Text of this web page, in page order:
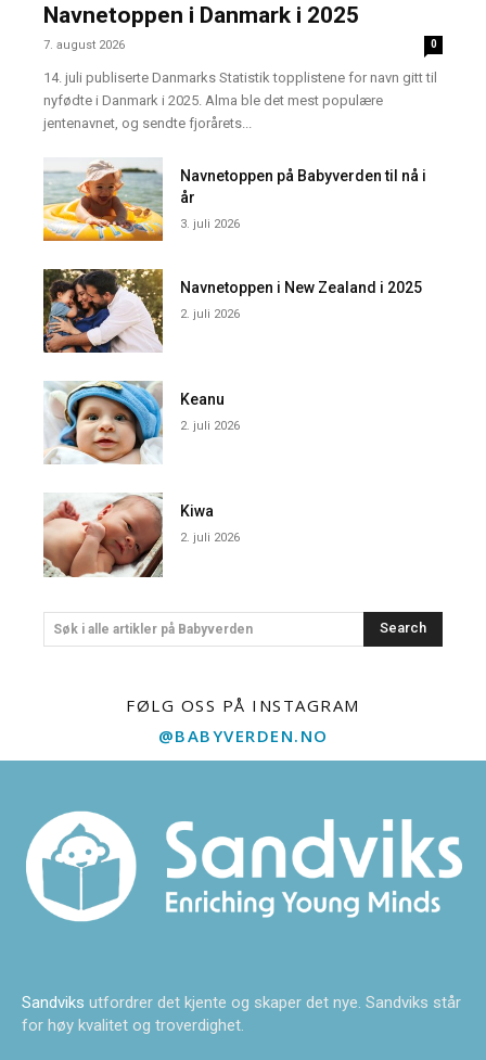
Navnetoppen i Danmark i 2025
7. august 2026 0
14. juli publiserte Danmarks Statistik topplistene for navn gitt til
nyfødte i Danmark i 2025. Alma ble det mest populære
jentenavnet, og sendte fjorårets...
Navnetoppen på Babyverden til nå i
år
3. juli 2026
Navnetoppen i New Zealand i 2025
2. juli 2026
Keanu
2. juli 2026
Kiwa
2. juli 2026
Søk i alle artikler på Babyverden Search
FØLG OSS PÅ INSTAGRAM
@BABYVERDEN.NO
Sandviks utfordrer det kjente og skaper det nye. Sandviks står
for høy kvalitet og troverdighet.